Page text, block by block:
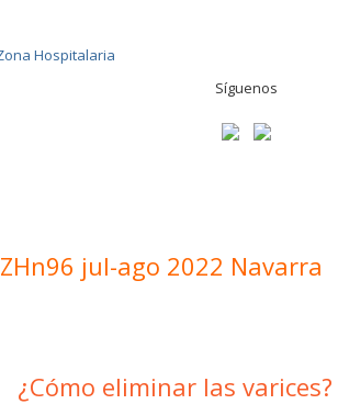
Síguenos
ZHn96 jul-ago 2022 Navarra
¿Cómo eliminar las varices?